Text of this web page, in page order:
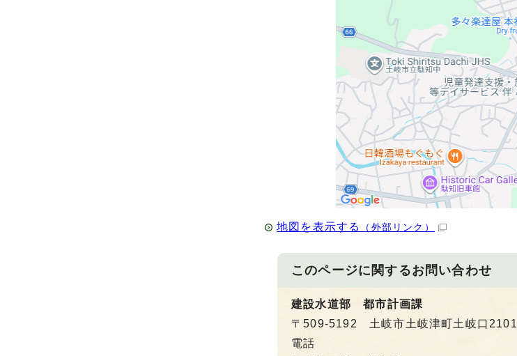
地図を表示する （外部リンク）
このページに関するお問い合わせ
建設水道部 都市計画課
〒509-5192 土岐市土岐津町土岐口2101
電話